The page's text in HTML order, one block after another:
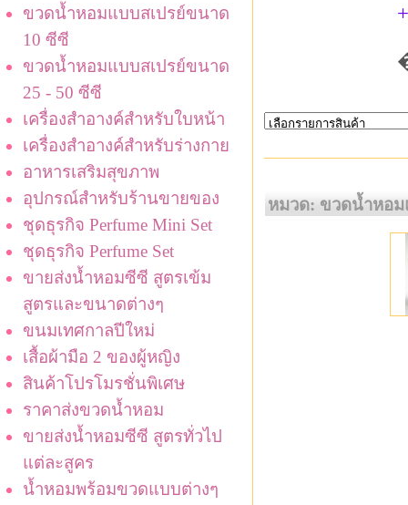
ขวดน้ำหอมแบบสเปรย์ขนาด
10 ซีซี
ขวดน้ำหอมแบบสเปรย์ขนาด
25 - 50 ซีซี
เครื่องสำอางค์สำหรับใบหน้า
เครื่องสำอางค์สำหรับร่างกาย
อาหารเสริมสุขภาพ
อุปกรณ์สำหรับร้านขายของ
ชุดธุรกิจ Perfume Mini Set
ชุดธุรกิจ Perfume Set
ขายส่งน้ำหอมซีซี สูตรเข้ม
สูตรและขนาดต่างๆ
ขนมเทศกาลปีใหม่
เสื้อผ้ามือ 2 ของผู้หญิง
สินค้าโปรโมรชั่นพิเศษ
ราคาส่งขวดน้ำหอม
ขายส่งน้ำหอมซีซี สูตรทั่วไป
แต่ละสูคร
น้ำหอมพร้อมขวดแบบต่างๆ
หมวด: ขวดน้ำหอ